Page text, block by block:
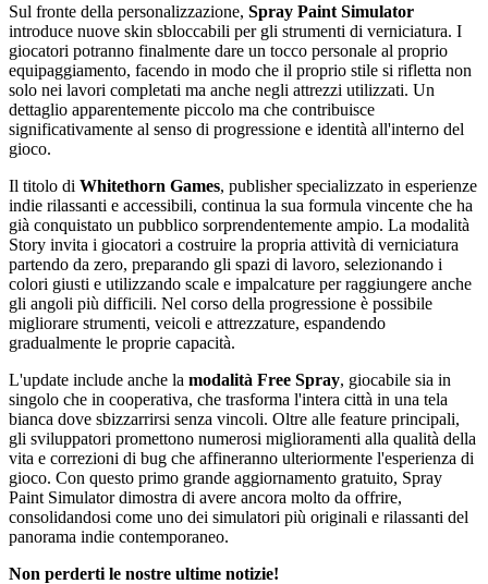
Sul fronte della personalizzazione, Spray Paint Simulator
introduce nuove skin sbloccabili per gli strumenti di verniciatura. I
giocatori potranno finalmente dare un tocco personale al proprio
equipaggiamento, facendo in modo che il proprio stile si rifletta non
solo nei lavori completati ma anche negli attrezzi utilizzati. Un
dettaglio apparentemente piccolo ma che contribuisce
significativamente al senso di progressione e identità all'interno del
gioco.
Il titolo di Whitethorn Games, publisher specializzato in esperienze
indie rilassanti e accessibili, continua la sua formula vincente che ha
già conquistato un pubblico sorprendentemente ampio. La modalità
Story invita i giocatori a costruire la propria attività di verniciatura
partendo da zero, preparando gli spazi di lavoro, selezionando i
colori giusti e utilizzando scale e impalcature per raggiungere anche
gli angoli più difficili. Nel corso della progressione è possibile
migliorare strumenti, veicoli e attrezzature, espandendo
gradualmente le proprie capacità.
L'update include anche la modalità Free Spray, giocabile sia in
singolo che in cooperativa, che trasforma l'intera città in una tela
bianca dove sbizzarrirsi senza vincoli. Oltre alle feature principali,
gli sviluppatori promettono numerosi miglioramenti alla qualità della
vita e correzioni di bug che affineranno ulteriormente l'esperienza di
gioco. Con questo primo grande aggiornamento gratuito, Spray
Paint Simulator dimostra di avere ancora molto da offrire,
consolidandosi come uno dei simulatori più originali e rilassanti del
panorama indie contemporaneo.
Non perderti le nostre ultime notizie!